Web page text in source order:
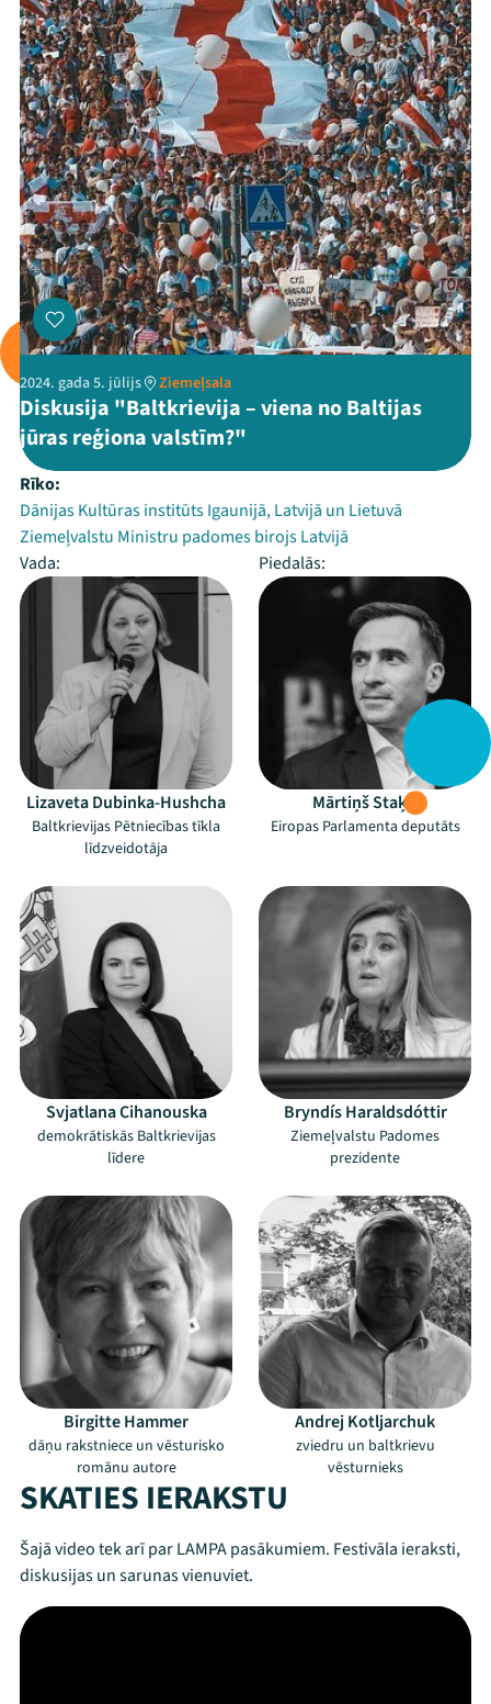
2024. gada 5. jūlijs Ziemeļsala
Diskusija "Baltkrievija – viena no Baltijas
jūras reģiona valstīm?"
Rīko:
Dānijas Kultūras institūts Igaunijā, Latvijā un Lietuvā
Ziemeļvalstu Ministru padomes birojs Latvijā
Vada:
Piedalās:
Lizaveta Dubinka-Hushcha
Baltkrievijas Pētniecības tīkla
līdzveidotāja
Mārtiņš Staķis
Eiropas Parlamenta deputāts
Svjatlana Cihanouska
demokrātiskās Baltkrievijas
līdere
Bryndís Haraldsdóttir
Ziemeļvalstu Padomes
prezidente
Birgitte Hammer
dāņu rakstniece un vēsturisko
romānu autore
Andrej Kotljarchuk
zviedru un baltkrievu
vēsturnieks
SKATIES IERAKSTU
Šajā video tek arī par LAMPA pasākumiem. Festivāla ieraksti,
diskusijas un sarunas vienuviet.